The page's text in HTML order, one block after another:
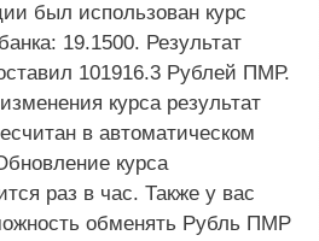
был использован курс
19.1500. Результат
101916.3 Рублей ПМР.
курса результат
в автоматическом
курса
раз в час. Также у вас
обменять Рубль ПМР